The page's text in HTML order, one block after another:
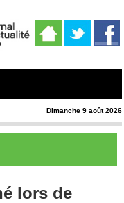
Dimanche 9 août 2026
lors de